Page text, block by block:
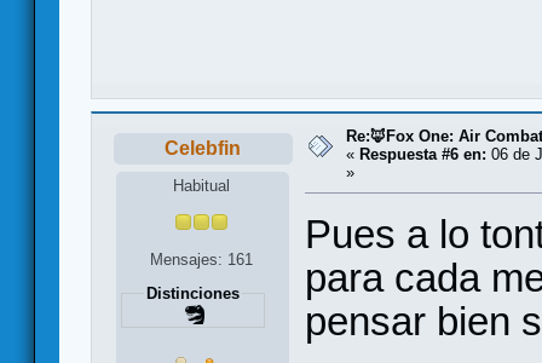
Celebfin
Habitual
Mensajes: 161
Distinciones
Re:🦊Fox One: Air
« Respuesta #6 en: 06 de
»
Pues a lo
para cada
pensar bien